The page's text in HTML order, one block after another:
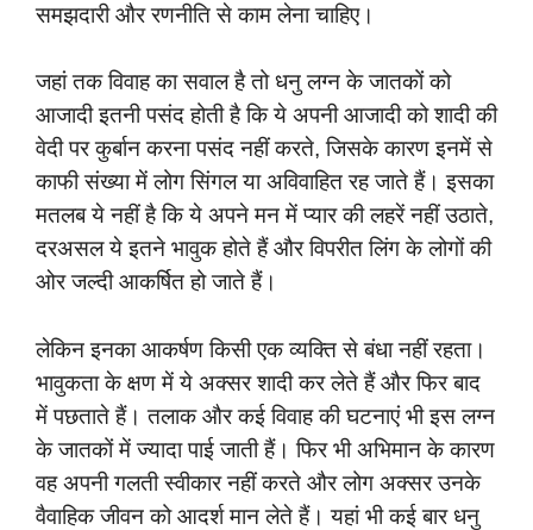
समझदारी और रणनीति से काम लेना चाहिए।
जहां तक ​​विवाह का सवाल है तो धनु लग्न के जातकों को
आजादी इतनी पसंद होती है कि ये अपनी आजादी को शादी की
वेदी पर कुर्बान करना पसंद नहीं करते, जिसके कारण इनमें से
काफी संख्या में लोग सिंगल या अविवाहित रह जाते हैं। इसका
मतलब ये नहीं है कि ये अपने मन में प्यार की लहरें नहीं उठाते,
दरअसल ये इतने भावुक होते हैं और विपरीत लिंग के लोगों की
ओर जल्दी आकर्षित हो जाते हैं।
लेकिन इनका आकर्षण किसी एक व्यक्ति से बंधा नहीं रहता।
भावुकता के क्षण में ये अक्सर शादी कर लेते हैं और फिर बाद
में पछताते हैं। तलाक और कई विवाह की घटनाएं भी इस लग्न
के जातकों में ज्यादा पाई जाती हैं। फिर भी अभिमान के कारण
वह अपनी गलती स्वीकार नहीं करते और लोग अक्सर उनके
वैवाहिक जीवन को आदर्श मान लेते हैं। यहां भी कई बार धनु